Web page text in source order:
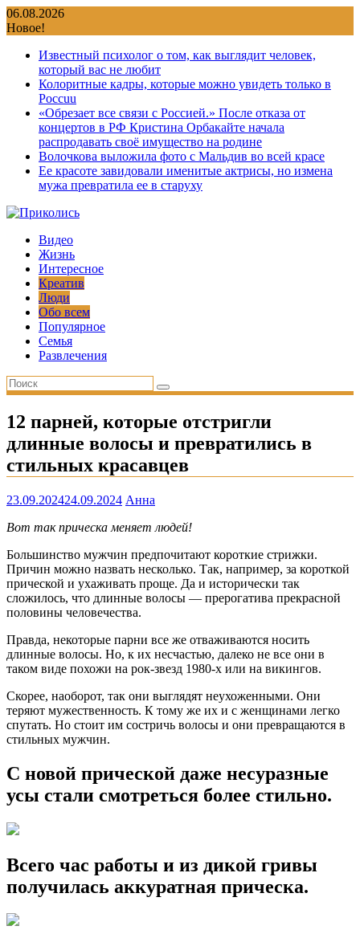
Перейти
к
06.08.2026
Новое!
Известный психолог о том, как выглядит человек,
который вас не любит
Колоритные кадры, которые можно увидеть только в
Россuu
«Обрезает все связи с Россией.» После отказа от
концертов в РФ Кристина Орбакайте начала
распродавать своё имущество на родине
Волочкова выложила фото с Мальдив во всей красе
Ее красоте завидовали именитые актрисы, но измена
мужа превратила ее в старуху
Видео
Жизнь
Интересное
Креатив
Люди
Обо всем
Популярное
Семья
Развлечения
12 парней, которые отстригли
длинные волосы и превратились в
стильных красавцев
23.09.202424.09.2024 Анна
Вот так прическа меняет людей!
Большинство мужчин предпочитают короткие стрижки.
Причин можно назвать несколько. Так, например, за короткой
прической и ухаживать проще. Да и исторически так
сложилось, что длинные волосы — прерогатива прекрасной
половины человечества.
Правда, некоторые парни все же отваживаются носить
длинные волосы. Но, к их несчастью, далеко не все они в
таком виде похожи на рок-звезд 1980-х или на викингов.
Скорее, наоборот, так они выглядят неухоженными. Они
теряют мужественность. К тому же их и с женщинами легко
спутать. Но стоит им состричь волосы и они превращаются в
стильных мужчин.
С новой прической даже несуразные
усы стали смотреться более стильно.
Всего час работы и из дикой гривы
получилась аккуратная прическа.